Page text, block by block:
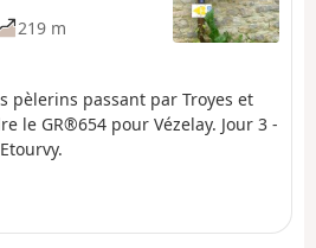
219 m
pèlerins passant par Troyes et
le GR®654 pour Vézelay. Jour 3 -